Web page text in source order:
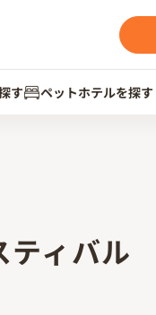
す ペットホテルを探す
ティバル